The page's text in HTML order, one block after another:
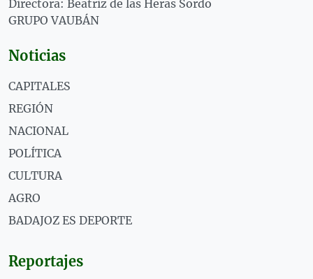
Directora: Beatriz de las Heras Sordo
GRUPO VAUBÁN
Noticias
CAPITALES
REGIÓN
NACIONAL
POLÍTICA
CULTURA
AGRO
BADAJOZ ES DEPORTE
Reportajes